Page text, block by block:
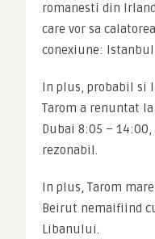
romanesti din
care vor sa
conexiune:
In plus, probabil si
Tarom a renuntat
Dubai 8:05 –
rezonabil.
In plus, Tarom
Beirut nemaifiind
Libanului.